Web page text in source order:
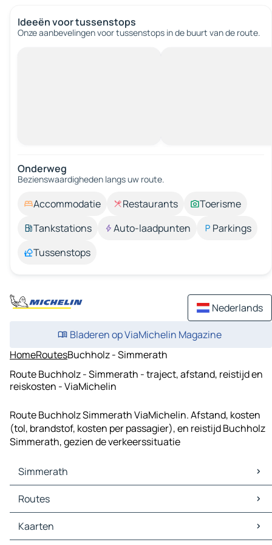
Ideeën voor tussenstops
Onze aanbevelingen voor tussenstops in de buurt van de route.
Onderweg
Bezienswaardigheden langs uw route.
Accommodatie Restaurants
Toerisme
Tankstations
Auto-laadpunten
Parkings
Tussenstops
Nederlands
Bladeren op ViaMichelin Magazine
HomeRoutesBuchholz - Simmerath
Route Buchholz - Simmerath - traject, afstand, reistijd en
reiskosten - ViaMichelin
Route Buchholz Simmerath ViaMichelin. Afstand, kosten
(tol, brandstof, kosten per passagier), en reistijd Buchholz
Simmerath, gezien de verkeerssituatie
Simmerath
Simmerath Kaarten
Simmerath Verkeer
Simmerath Hotels
Simmerath Restaurants
Routes
Routes Simmerath - Aken
Routes Simmerath - Düren
Kaarten